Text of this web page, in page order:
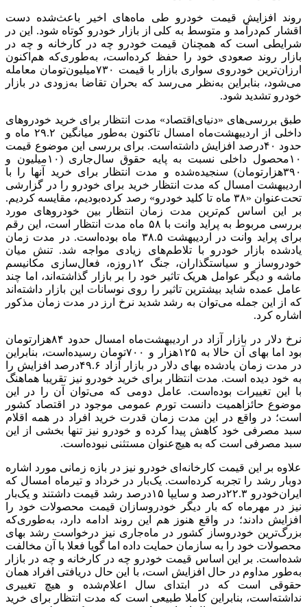
روند افزایش قیمت خودرو طی ماه‌های اخیر باعث‌شده دست
اقشار کم‌‌‌‌درآمد و متوسط به کلی از بازار خودرو کوتاه شود. این در
شرایطی است که همچنان قیمت خودرو چه در کارخانه و چه در
بازار روند صعودی خود را حفظ کرده‌است، به‌طوری‌که هم‌اکنون
ارزان‌ترین خودروی سواری بازار با قیمت ۷۳۰‌میلیون‌تومان معامله
می‌شود، بنابراین به‌نظر می‌رسد که بحران تقاضا به‌زودی در بازار
خودرو تشدید شود.
طبق بررسی‌‌‌‌های «دنیای‌اقتصاد» مدت انتظار برای خرید خودروهای
داخلی از اردیبهشت‌‌‌‌ماه امسال تاکنون به‌طور میانگین ۲۹.۲ ماه و
حدود ۴۰‌درصد افزایش داشته‌است. برای بررسی این موضوع قیمت
۱۰محصول داخلی نسبت به پایه حقوق سال‌جاری (۱۰‌میلیون و
۳۹۰‌‌‌‌هزار‌تومان) سنجیده‌شده و مدت انتظار برای خرید آنها را با
اردیبهشت امسال که مدت انتظار خرید برای خودرو را در گزارشی
تحت‌عنوان «۳۸ ماه تا کلید خودرو» رصد کرده‌بودیم، مقایسه کردیم.
بر این اساس کم‌ترین مدت زمان انتظار بین خودروهای مورد
بررسی مربوط به پراید وانت با ۵۸ ماه مدت انتظار است، این رقم
برای پراید وانت در اردیبهشت‌‌‌‌ ۳۸.۵ ماه بوده‌است. در مدت زمان
یادشده بازار خودرو با تلاطم‌های زیادی مواجه شد. تنش میان
خودروساز و سیاستگذاران، جنگ ۱۲‌روزه، فعال‌سازی مکانیسم
ماشه و دیگر عوامل هریک تاثیر خود را بر بازار گذاشته‌اند، اما چند
عامل عمده شاید بیشترین تاثیر را روی نوسانات این بازار داشته‌اند
که از این جمله می‌توان به رشد شدید نرخ ارز در مدت زمان مذکور
اشاره کرد.
نرخ دلار در بازار آزاد در اردیبهشت‌‌‌‌ماه امسال حدود ۸۴‌هزار‌تومان
بود اما بهای آن حالا به ۱۲۵‌هزار و ۷۰۰‌تومان رسیده‌است، بنابراین
در مدت زمان یادشده بهای دلار در بازار آزاد ۴۹.۶‌درصد افزایش را
به خود دیده است. مدت انتظار برای خرید خودرو نیز تقریبا هماهنگ
با این تغییرات بوده‌است. عامل دومی که می‌توان آن را در این
موضوع حائزاهمیت دانست تورم عمومی موجود در اقتصاد کشور
است؛ در واقع در این مدت زمان قدرت خرید افراد در همه اقلام
سبد مصرفی خود کاهش پیدا کرده‌ و خودرو نیز تنها بخشی از این
سبد مصرفی است که به هیچ‌عنوان مستثنی نبوده‌است.
علاوه بر این قیمت کارخانه‌‌‌‌ای خودرو نیز در بازه زمانی مورد اشاره
دوبار رشد را تجربه کرده‌است. یک‌بار در خرداد و تیرماه امسال که
ایران‌خودرو ۲۲.۳‌درصد و سایپا ۱۵‌درصد رشد قیمت داشتند و یک‌بار
نیز در مهرماه که ‌بار دیگر خودروسازان قیمت محصولات خود را
افزایش دادند؛ در واقع هنوز هم این روند ادامه دارد، به‌طوری‌که
بزرگ‌ترین خودروساز کشور در ماه‌جاری نیز درخواست رشد بهای
محصولات خود را به سازمان حمایت داده‌ اما گویا فعلا با آن مخالفت
شده‌است. بر این اساس قیمت خودرو چه در کارخانه و چه در بازار
به‌طور مداوم در حال افزایش است، با این حال دریافتی افراد همان
حقوقی است که در ابتدای سال ‌اعلام‌شده و هیچ تغییری
نداشته‌است، بنابراین کاملا طبیعی است که مدت انتظار برای خرید